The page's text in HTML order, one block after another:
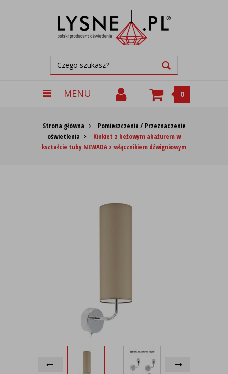
MENU 0
Strona główna
Pomieszczenia / Przeznaczenie
oświetlenia
Kinkiet z beżowym abażurem w
kształcie tuby NEWADA z włącznikiem dźwigniowym